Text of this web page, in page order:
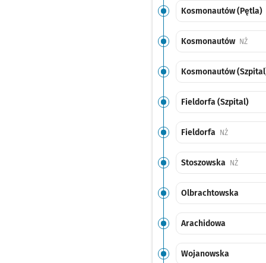
Kosmonautów (Pętla)
Kosmonautów NŻ
Kosmonautów
Fieldorfa (Szpital)
Fieldorfa NŻPrzystanek
Stoszowska NŻ
Olbrachtowska
Arachidowa
Wojanowska